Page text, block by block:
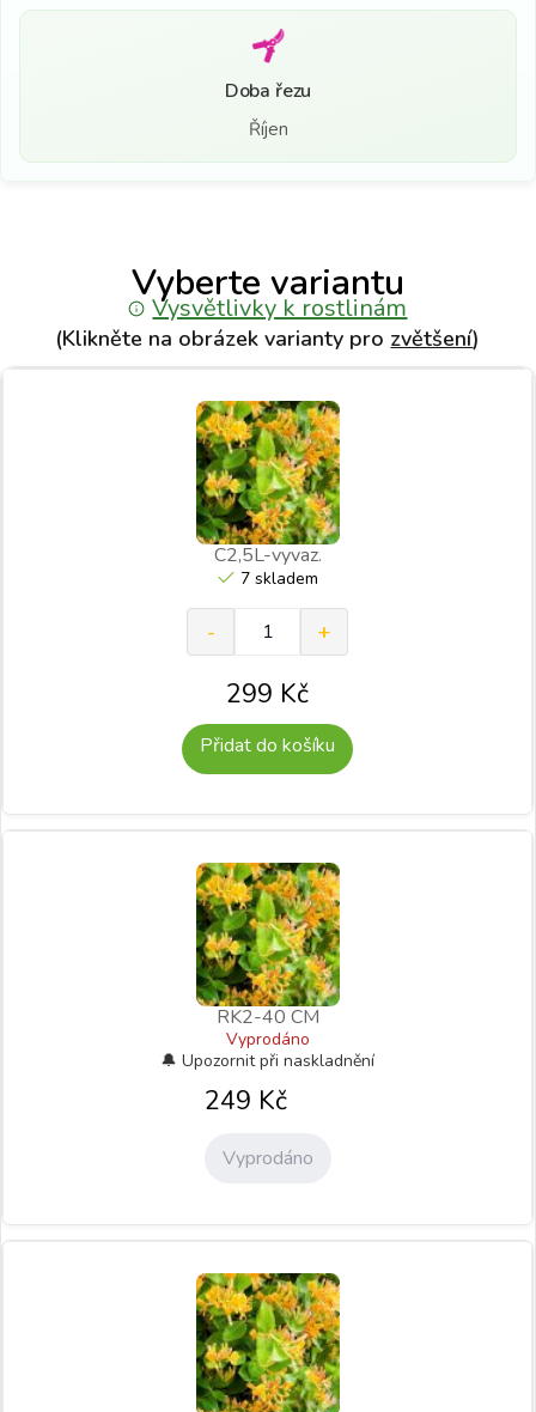
Doba řezu
Říjen
Vyberte variantu
Vysvětlivky k rostlinám
(Klikněte na obrázek varianty pro zvětšení)
C2,5L-vyvaz.
7 skladem
299 Kč
Přidat do košíku
RK2-40 CM
Vyprodáno
249 Kč
Vyprodáno